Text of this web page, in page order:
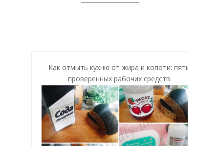
Как отмыть кухню от жира и копоти: пять
проверенных рабочих средств